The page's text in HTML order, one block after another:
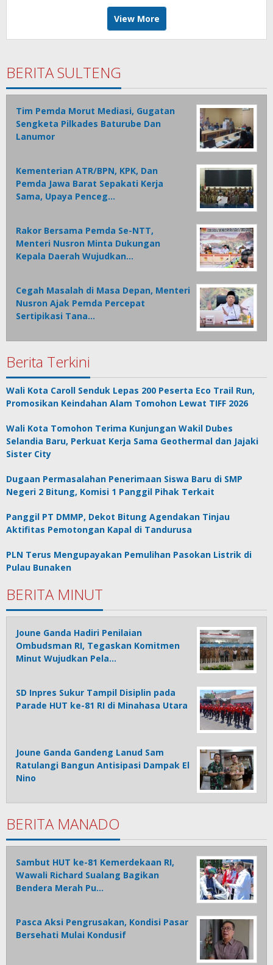
View More
BERITA SULTENG
Tim Pemda Morut Mediasi, Gugatan
Sengketa Pilkades Baturube Dan
Lanumor
Kementerian ATR/BPN, KPK, Dan
Pemda Jawa Barat Sepakati Kerja
Sama, Upaya Penceg…
Rakor Bersama Pemda Se-NTT,
Menteri Nusron Minta Dukungan
Kepala Daerah Wujudkan…
Cegah Masalah di Masa Depan, Menteri
Nusron Ajak Pemda Percepat
Sertipikasi Tana…
Berita Terkini
Wali Kota Caroll Senduk Lepas 200 Peserta Eco Trail Run,
Promosikan Keindahan Alam Tomohon Lewat TIFF 2026
Wali Kota Tomohon Terima Kunjungan Wakil Dubes
Selandia Baru, Perkuat Kerja Sama Geothermal dan Jajaki
Sister City
Dugaan Permasalahan Penerimaan Siswa Baru di SMP
Negeri 2 Bitung, Komisi 1 Panggil Pihak Terkait
Panggil PT DMMP, Dekot Bitung Agendakan Tinjau
Aktifitas Pemotongan Kapal di Tandurusa
PLN Terus Mengupayakan Pemulihan Pasokan Listrik di
Pulau Bunaken
BERITA MINUT
Joune Ganda Hadiri Penilaian
Ombudsman RI, Tegaskan Komitmen
Minut Wujudkan Pela…
SD Inpres Sukur Tampil Disiplin pada
Parade HUT ke-81 RI di Minahasa Utara
Joune Ganda Gandeng Lanud Sam
Ratulangi Bangun Antisipasi Dampak El
Nino
BERITA MANADO
Sambut HUT ke-81 Kemerdekaan RI,
Wawali Richard Sualang Bagikan
Bendera Merah Pu…
Pasca Aksi Pengrusakan, Kondisi Pasar
Bersehati Mulai Kondusif